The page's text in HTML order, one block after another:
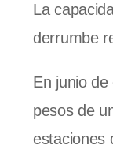
La
derrumbe
En junio
pesos de
estaciones